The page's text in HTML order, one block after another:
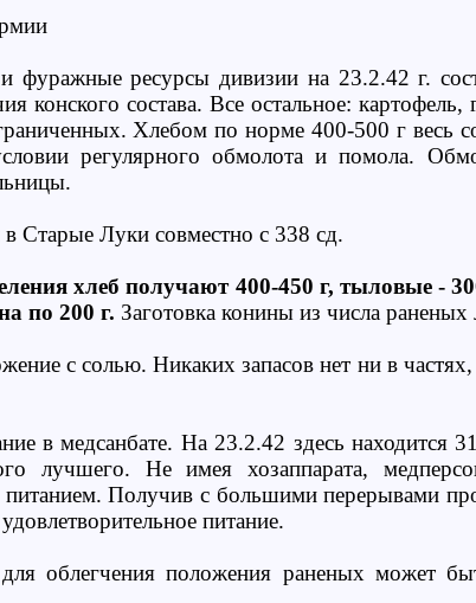
фуражные ресурсы дивизии на 23.2.42 г.
конского состава. Все остальное: картофель,
Хлебом по норме 400-500 г весь
регулярного обмолота и помола.
Старые Луки совместно с 338 сд.
хлеб получают 400-450 г, тыловые -
по 200 г. Заготовка конины из числа
с солью. Никаких запасов нет ни в
в медсанбате. На 23.2.42 здесь находится
лучшего. Не имея хозаппарата,
Получив с большими перерывами
питание.
облегчения положения раненых может